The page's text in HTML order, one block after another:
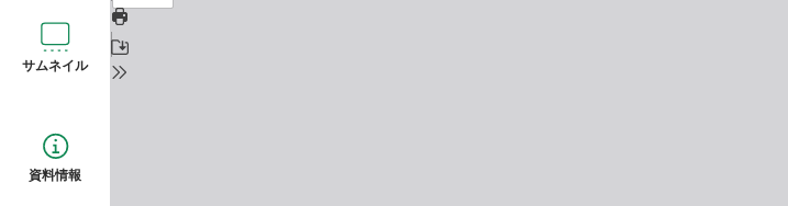
サムネイル
資料情報